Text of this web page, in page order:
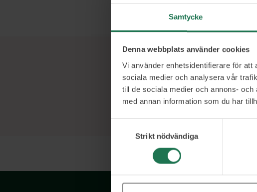
Samtycke
Denna webbplats använder cookies
Vi använder enhetsidentifierare för att
sociala medier och analysera vår
till de sociala medier och annons-
med annan information som du har
Strikt nödvändiga